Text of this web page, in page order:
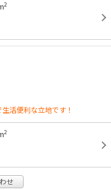
2
活便利な立地です！
2
せ